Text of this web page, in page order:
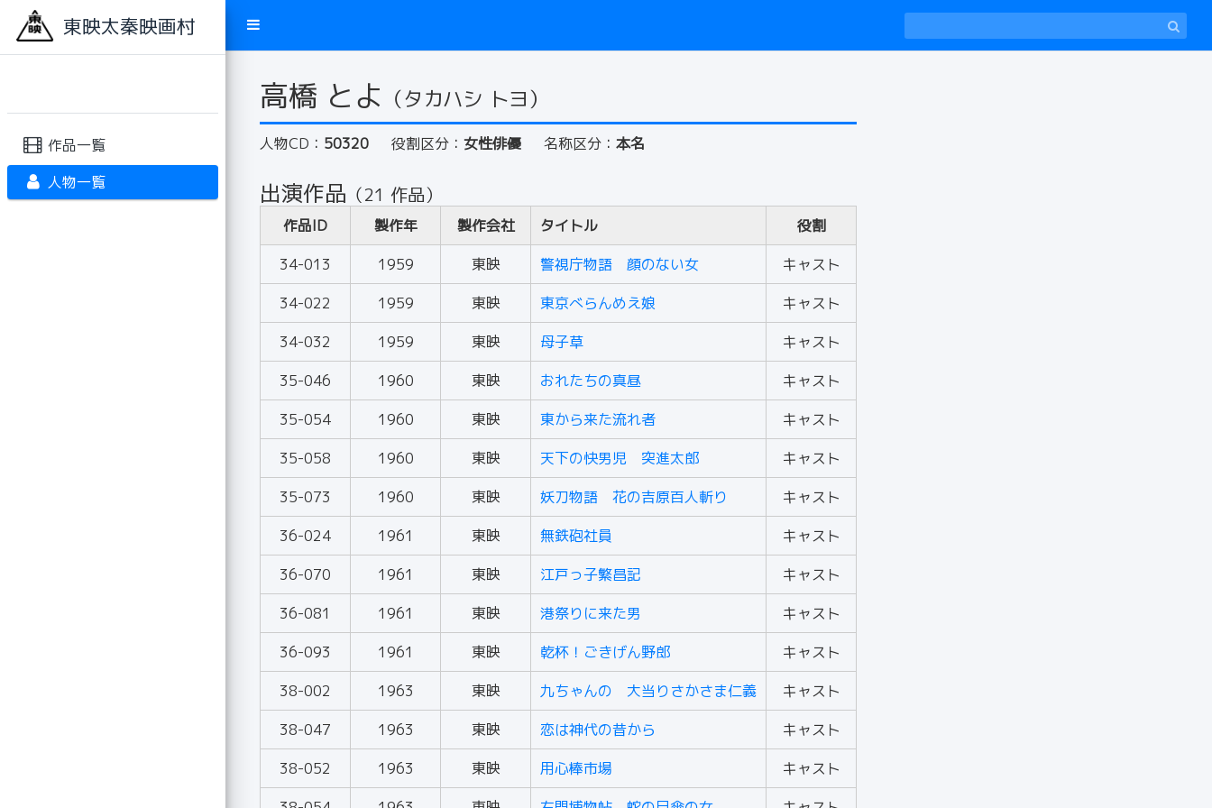
東映太秦映画村
作品一覧
人物一覧
高橋 とよ （タカハシ トヨ）
人物CD： 50320 役割区分： 女性俳優 名称区分： 本名
出演作品 （21 作品）
作品ID 製作年 製作会社 タイトル
役割
34-013
1959 東映 警視庁物語 顔のない女
キャスト
34-022
1959 東映 東京べらんめえ娘
キャスト
34-032
1959 東映 母子草
キャスト
35-046
1960 東映 おれたちの真昼
キャスト
35-054
1960 東映 東から来た流れ者
キャスト
35-058
1960 東映 天下の快男児 突進太郎
キャスト
35-073
1960 東映 妖刀物語 花の吉原百人斬り
キャスト
36-024
1961 東映 無鉄砲社員
キャスト
36-070
1961 東映 江戸っ子繁昌記
キャスト
36-081
1961 東映 港祭りに来た男
キャスト
36-093
1961 東映 乾杯！ごきげん野郎
キャスト
38-002
1963 東映 九ちゃんの 大当りさかさま仁義
キャスト
38-047
1963 東映 恋は神代の昔から
キャスト
38-052
1963 東映 用心棒市場
キャスト